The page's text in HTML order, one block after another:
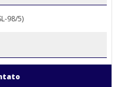
98/5)